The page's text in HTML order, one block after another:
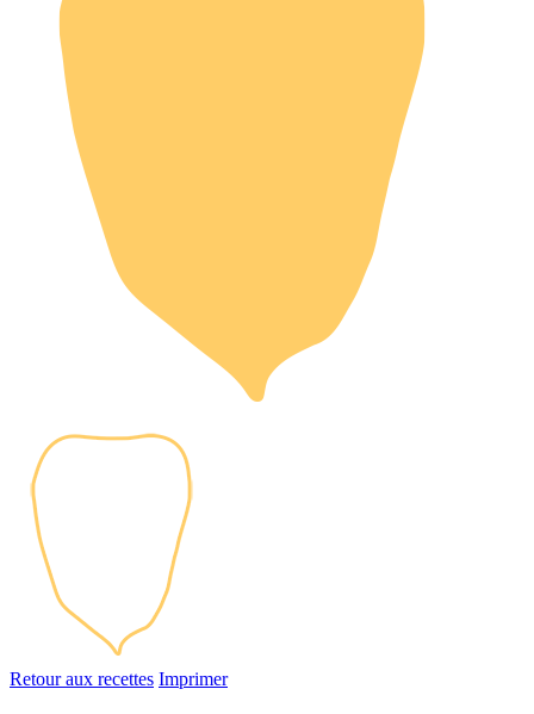
Retour aux recettes Imprimer